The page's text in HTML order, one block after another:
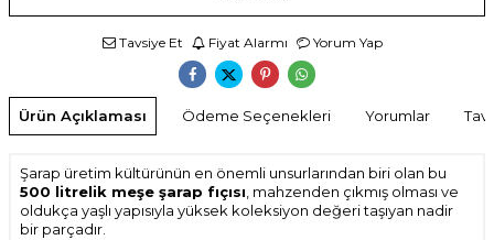
Tavsiye Et Fiyat Alarmı Yorum Yap
Ürün Açıklaması Ödeme Seçenekleri Yorumlar
Şarap üretim kültürünün en önemli unsurlarından biri olan bu
500 litrelik meşe şarap fıçısı, mahzenden çıkmış olması ve
oldukça yaşlı yapısıyla yüksek koleksiyon değeri taşıyan nadir
bir parçadır.